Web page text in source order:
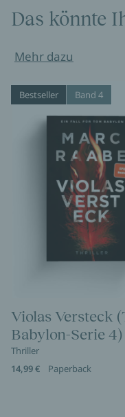
Das könnte
Mehr dazu
Bestseller Band 4
Violas Versteck
Babylon-Serie 4)
Thriller
14,99 €
Paperback